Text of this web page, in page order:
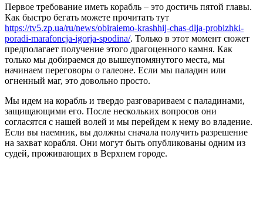
Первое требование иметь корабль – это достичь пятой главы.
Как быстро бегать можете прочитать тут
https://tv5.zp.ua/ru/news/obiraiemo-krashhij-chas-dlja-probizhki-
poradi-marafoncja-igorja-spodina/. Только в этот момент сюжет
предполагает получение этого драгоценного камня. Как
только мы добираемся до вышеупомянутого места, мы
начинаем переговоры о галеоне. Если мы паладин или
огненный маг, это довольно просто.
Мы идем на корабль и твердо разговариваем с паладинами,
защищающими его. После нескольких вопросов они
согласятся с нашей волей и мы перейдем к нему во владение.
Если вы наемник, вы должны сначала получить разрешение
на захват корабля. Они могут быть опубликованы одним из
судей, проживающих в Верхнем городе.